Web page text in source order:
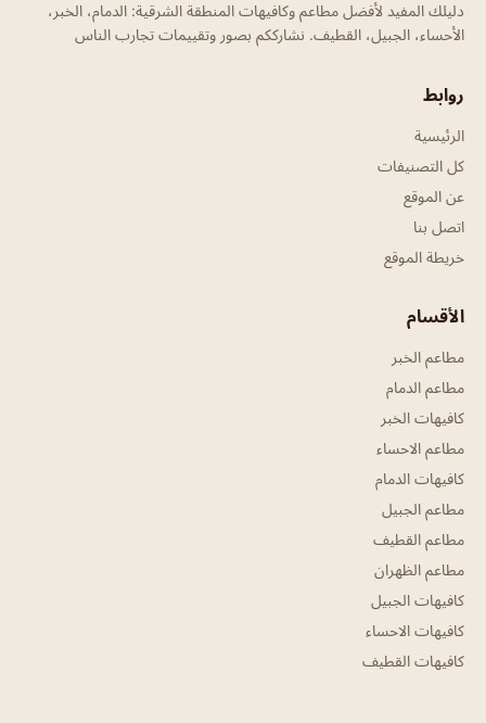
دليلك المفيد لأفضل مطاعم وكافيهات المنطقة الشرقية: الدمام، الخبر،
الأحساء، الجبيل، القطيف. نشارككم بصور وتقييمات تجارب الناس
روابط
الرئيسية
كل التصنيفات
عن الموقع
اتصل بنا
خريطة الموقع
الأقسام
مطاعم الخبر
مطاعم الدمام
كافيهات الخبر
مطاعم الاحساء
كافيهات الدمام
مطاعم الجبيل
مطاعم القطيف
مطاعم الظهران
كافيهات الجبيل
كافيهات الاحساء
كافيهات القطيف